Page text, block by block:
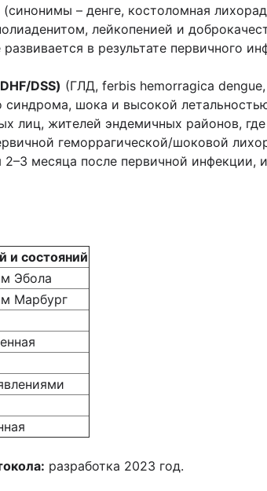
(синонимы – денге, костоломная
лейкопенией и
в результате первичного
DSS) (ГЛД, ferbis hemorragica
синдрома, шока и высокой
лиц, жителей эндемичных районов,
геморрагической/шоковой
месяца после первичной инфекции,
и состояний
Эбола
Марбург
разработка 2023 год.